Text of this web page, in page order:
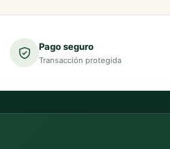
Pago seguro
Transacción protegida